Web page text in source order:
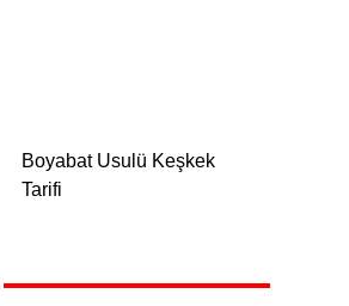
Boyabat Usulü Keşkek
Tarifi